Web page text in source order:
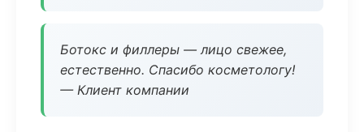
Ботокс и филлеры — лицо свежее,
естественно. Спасибо косметологу!
— Клиент компании